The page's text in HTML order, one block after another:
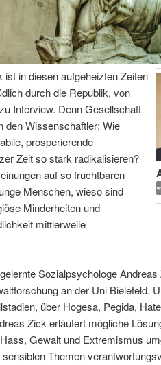
in diesen aufgeheizten Zeiten
durch die Republik, von
Interview. Denn Gesellschaft
den Wissenschaftler: Wie
prosperierende
Zeit so stark radikalisieren?
auf so fruchtbaren
Menschen, wieso sind
Minderheiten und
mittlerweile
Sozialpsychologe
an der Uni Bielefeld.
über Hogesa, Pegida,
Zick erläutert mögliche
Gewalt und Extremismus
Themen